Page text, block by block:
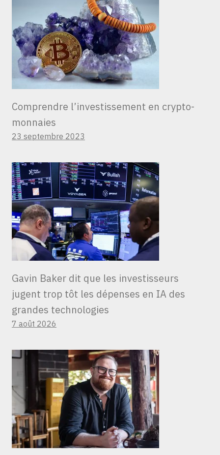
Comprendre l’investissement en crypto-
monnaies
23 septembre 2023
Gavin Baker dit que les investisseurs
jugent trop tôt les dépenses en IA des
grandes technologies
7 août 2026